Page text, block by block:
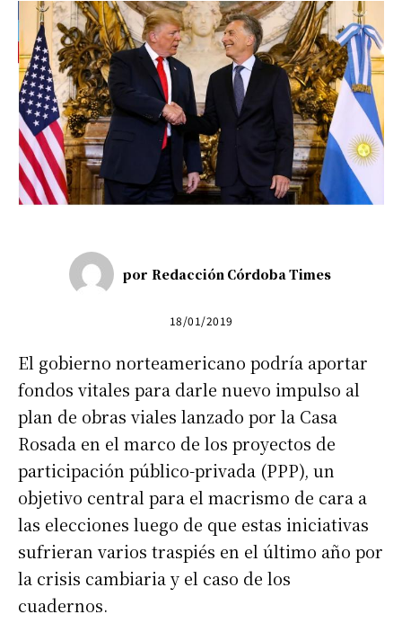
por Redacción Córdoba Times
18/01/2019
El gobierno norteamericano podría aportar
fondos vitales para darle nuevo impulso al
plan de obras viales lanzado por la Casa
Rosada en el marco de los proyectos de
participación público-privada (PPP), un
objetivo central para el macrismo de cara a
las elecciones luego de que estas iniciativas
sufrieran varios traspiés en el último año por
la crisis cambiaria y el caso de los
cuadernos.